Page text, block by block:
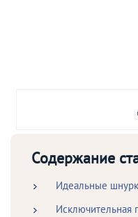
Содержание
Идеальные
Исключительная